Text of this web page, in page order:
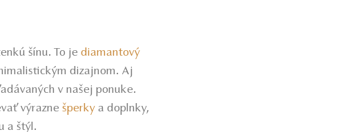
šínu. To je diamantový
dizajnom. Aj
v našej ponuke.
výrazne šperky a doplnky,
a štýl.